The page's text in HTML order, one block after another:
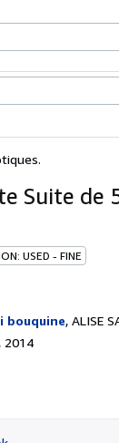
Suite de
USED - FINE
bouquine, ALISE
2014